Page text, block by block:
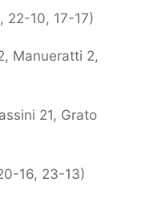
22-10, 17-17)
Manueratti 2,
21, Grato
16, 23-13)